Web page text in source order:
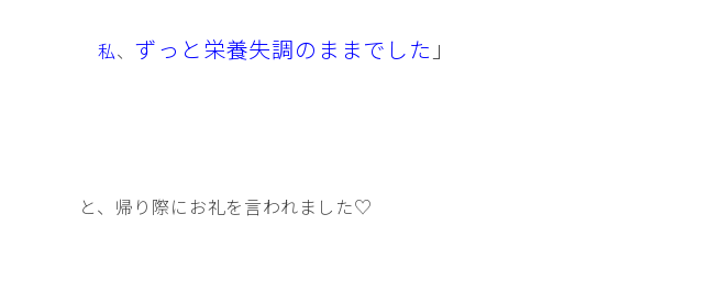
私、 ずっと栄養失調のままでした 」
と、帰り際にお礼を言われました♡